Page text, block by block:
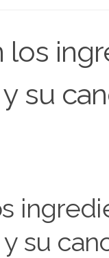
los
su